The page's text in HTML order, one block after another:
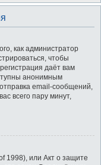
как администратор
чтобы
даёт вам
анонимным
email-сообщений,
всего пару минут,
1998), или Акт о защите